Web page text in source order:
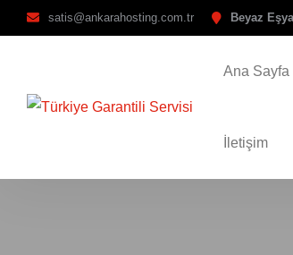
satis@ankarahosting.com.tr Beyaz
Ana Sayfa
İletişim